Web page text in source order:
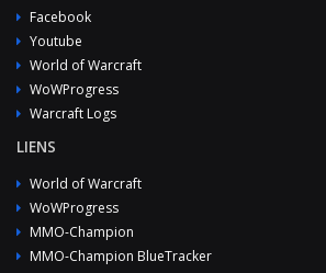
Facebook
Youtube
World of Warcraft
WoWProgress
Warcraft Logs
LIENS
World of Warcraft
WoWProgress
MMO-Champion
MMO-Champion BlueTracker